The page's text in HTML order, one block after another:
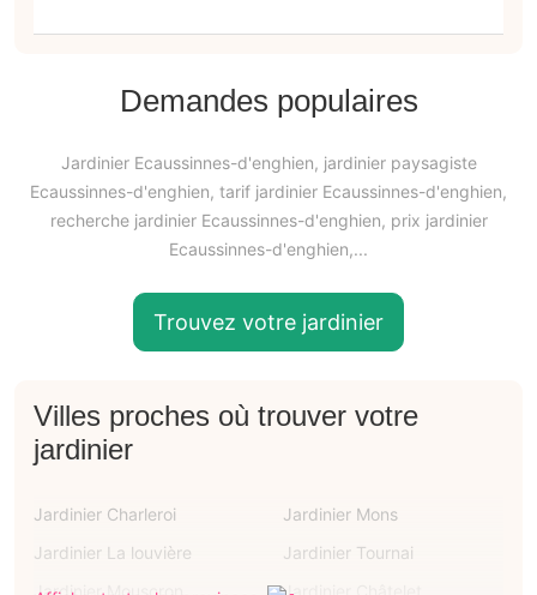
Demandes populaires
Jardinier Ecaussinnes-d'enghien, jardinier paysagiste
Ecaussinnes-d'enghien, tarif jardinier Ecaussinnes-d'enghien,
recherche jardinier Ecaussinnes-d'enghien, prix jardinier
Ecaussinnes-d'enghien,...
Trouvez votre jardinier
Villes proches où trouver votre
jardinier
Jardinier Charleroi
Jardinier Mons
Jardinier La louvière
Jardinier Tournai
Jardinier Mouscron
Jardinier Châtelet